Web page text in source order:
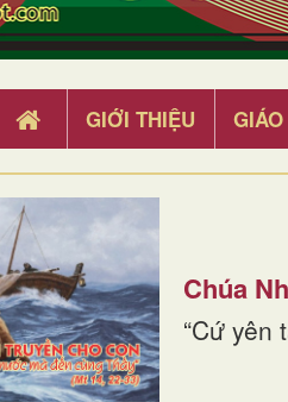
GIỚI THIỆU
Chúa
“Cứ yên